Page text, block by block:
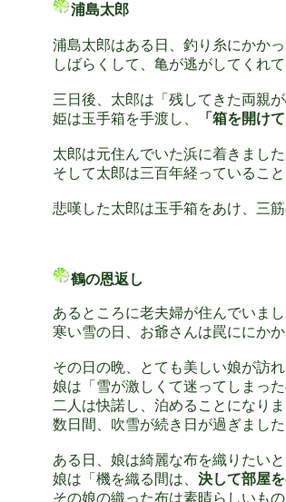
浦島太郎
浦島太郎はある日、釣り糸にかか
しばらくして、亀が逃がしてくれ
三日後、太郎は「残してきた両親
姫は玉手箱を手渡し、
「箱を開け
太郎は元住んでいた浜に着きまし
そして太郎は三百年経っているこ
悲嘆した太郎は玉手箱をあけ、三
鶴の恩返し
あるところに老夫婦が住んでいまし
寒い雪の日、お爺さんは罠ににか
その日の晩、とても美しい娘が訪れ
娘は「雪が激しくて迷ってしまっ
二人は快諾し、泊めることになりま
数日間、吹雪が続き日が過ぎまし
ある日、娘は綺麗な布を織りたいと
娘は「機を織る間は、 決して部屋
その娘の織った布は素晴らしいもの